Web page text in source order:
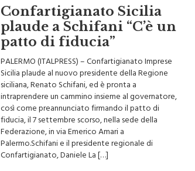
Confartigianato Sicilia
plaude a Schifani “C’è un
patto di fiducia”
PALERMO (ITALPRESS) – Confartigianato Imprese
Sicilia plaude al nuovo presidente della Regione
siciliana, Renato Schifani, ed è pronta a
intraprendere un cammino insieme al governatore,
così come preannunciato firmando il patto di
fiducia, il 7 settembre scorso, nella sede della
Federazione, in via Emerico Amari a
Palermo.Schifani e il presidente regionale di
Confartigianato, Daniele La […]